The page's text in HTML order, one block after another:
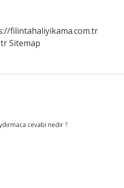
filintahaliyikama.com.tr
Sitemap
cevabı nedir ?